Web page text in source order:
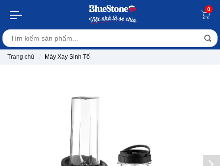
0
Trang chủ Máy Xay Sinh Tố